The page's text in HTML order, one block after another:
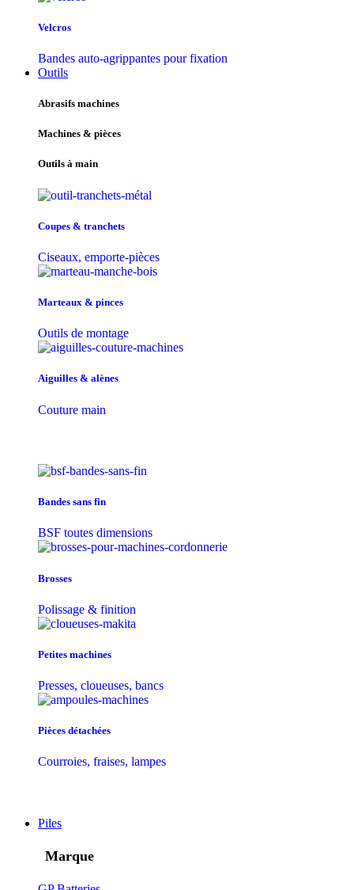
Velcros
Bandes auto-agrippantes pour fixation
Outils
Abrasifs machines
Machines & pièces
Outils à main
Coupes & tranchets
Ciseaux, emporte-pièces
Marteaux & pinces
Outils de montage
Aiguilles & alènes
Couture main
Bandes sans fin
BSF toutes dimensions
Brosses
Polissage & finition
Petites machines
Presses, cloueuses, bancs
Pièces détachées
Courroies, fraises, lampes
Piles
Marque